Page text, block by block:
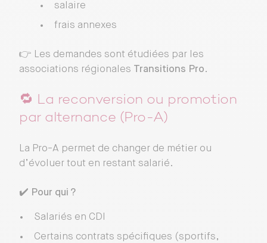
salaire
frais annexes
👉 Les demandes sont étudiées par les
associations régionales Transitions Pro.
🔁 La reconversion ou promotion
par alternance (Pro-A)
La Pro-A permet de changer de métier ou
d’évoluer tout en restant salarié.
✔️ Pour qui ?
Salariés en CDI
Certains contrats spécifiques (sportifs,